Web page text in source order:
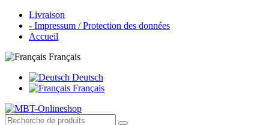
Livraison
- Impressum / Protection des données
Accueil
Français
Deutsch
Français